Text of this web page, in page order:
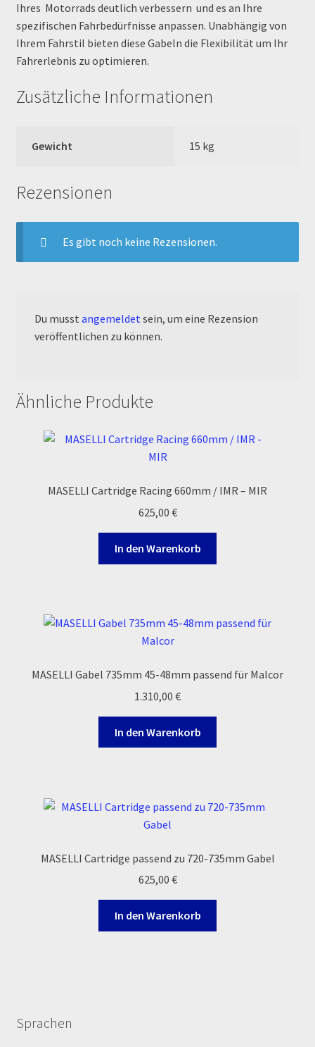
Registration
Shop
Sign Up
Support
Términos y Condiciones Generales
Warenkorb
Zahlung & Versand
Ihres Motorrads deutlich verbessern und es an Ihre
spezifischen Fahrbedürfnisse anpassen. Unabhängig von
Ihrem Fahrstil bieten diese Gabeln die Flexibilität um Ihr
Fahrerlebnis zu optimieren.
Zusätzliche Informationen
Gewicht 15 kg
Rezensionen
Es gibt noch keine Rezensionen.
Du musst angemeldet sein, um eine Rezension
veröffentlichen zu können.
Ähnliche Produkte
MASELLI Cartridge Racing 660mm / IMR – MIR
625,00 €
In den Warenkorb
MASELLI Gabel 735mm 45-48mm passend für Malcor
1.310,00 €
In den Warenkorb
MASELLI Cartridge passend zu 720-735mm Gabel
625,00 €
In den Warenkorb
Sprachen